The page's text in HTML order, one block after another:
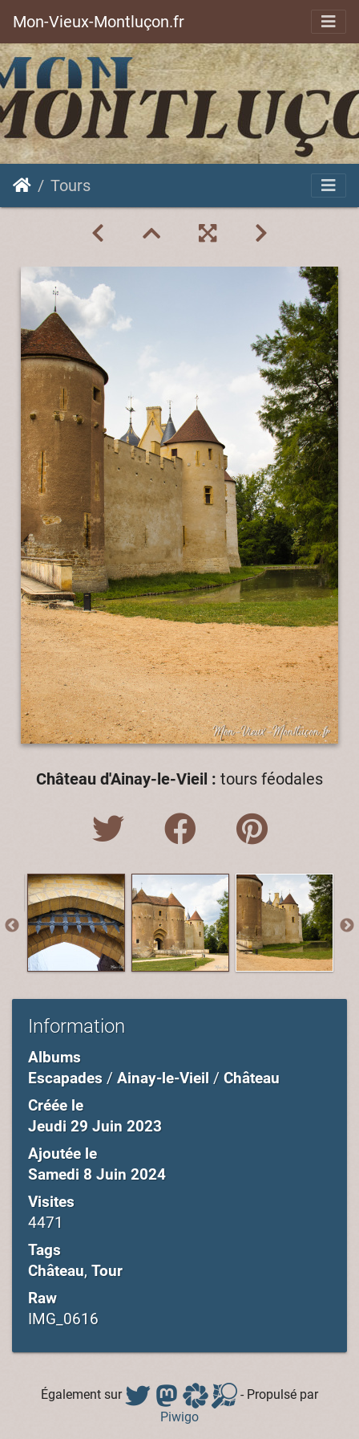
Mon-Vieux-Montluçon.fr
Tours
Château d'Ainay-le-Vieil : tours féodales
Information
Albums
Escapades / Ainay-le-Vieil / Château
Créée le
Jeudi 29 Juin 2023
Ajoutée le
Samedi 8 Juin 2024
Visites
4471
Tags
Château, Tour
Raw
IMG_0616
Également sur
- Propulsé par
Piwigo